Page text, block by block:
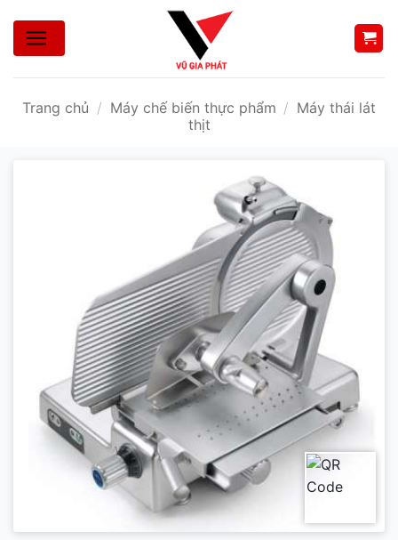
nội
Trang chủ / Máy chế biến thực phẩm / Máy thái lát
thịt